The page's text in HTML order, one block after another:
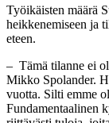
Työikäisten määrä
heikkenemiseen ja
eteen.
– Tämä tilanne ei
Mikko Spolander.
vuotta. Silti emme
Fundamentaalinen